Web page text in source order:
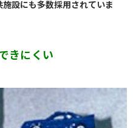
設にも多数採用されていま
きにくい